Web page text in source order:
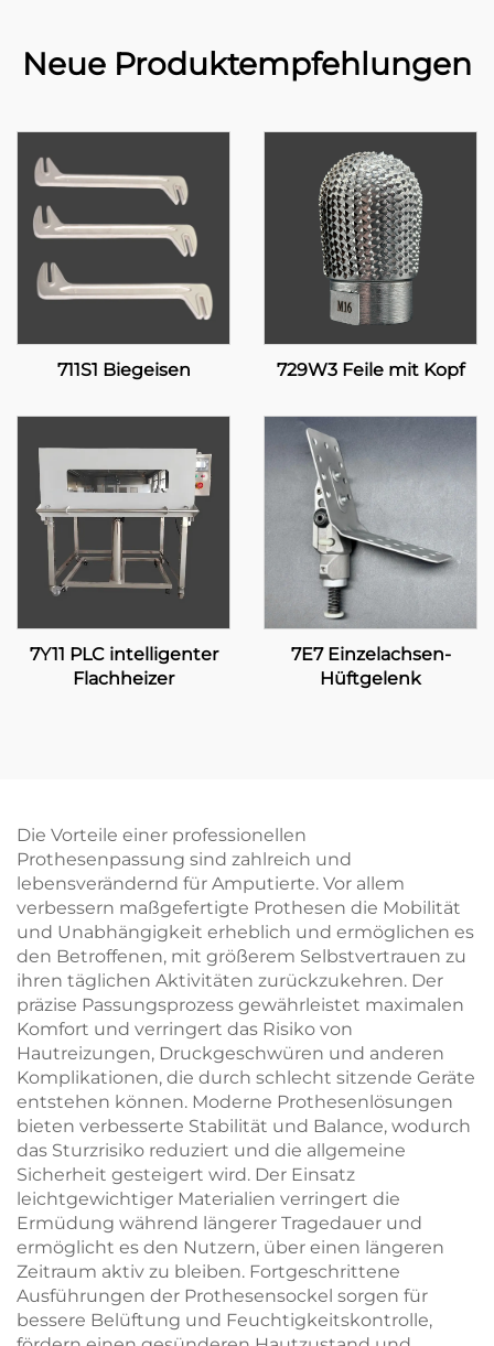
Neue Produktempfehlungen
711S1 Biegeisen 729W3 Feile mit Kopf
7Y11 PLC intelligenter
Flachheizer
7E7 Einzelachsen-
Hüftgelenk
Die Vorteile einer professionellen
Prothesenpassung sind zahlreich und
lebensverändernd für Amputierte. Vor allem
verbessern maßgefertigte Prothesen die Mobilität
und Unabhängigkeit erheblich und ermöglichen es
den Betroffenen, mit größerem Selbstvertrauen zu
ihren täglichen Aktivitäten zurückzukehren. Der
präzise Passungsprozess gewährleistet maximalen
Komfort und verringert das Risiko von
Hautreizungen, Druckgeschwüren und anderen
Komplikationen, die durch schlecht sitzende Geräte
entstehen können. Moderne Prothesenlösungen
bieten verbesserte Stabilität und Balance, wodurch
das Sturzrisiko reduziert und die allgemeine
Sicherheit gesteigert wird. Der Einsatz
leichtgewichtiger Materialien verringert die
Ermüdung während längerer Tragedauer und
ermöglicht es den Nutzern, über einen längeren
Zeitraum aktiv zu bleiben. Fortgeschrittene
Ausführungen der Prothesensockel sorgen für
bessere Belüftung und Feuchtigkeitskontrolle,